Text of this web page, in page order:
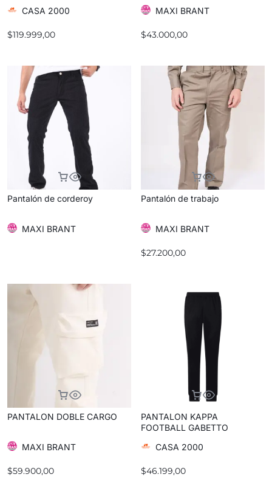
CASA 2000
$119.999,00
MAXI BRANT
$43.000,00
Pantalón de corderoy
MAXI BRANT
Pantalón de trabajo
MAXI BRANT
$27.200,00
PANTALON DOBLE CARGO
MAXI BRANT
$59.900,00
PANTALON KAPPA
FOOTBALL GABETTO
CASA 2000
$46.199,00